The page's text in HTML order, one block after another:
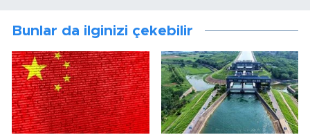
Bunlar da ilginizi çekebilir